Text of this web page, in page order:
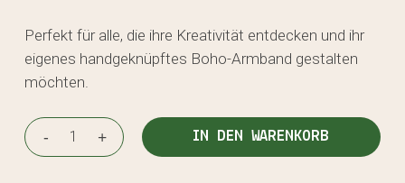
Perfekt für alle, die ihre Kreativität entdecken und ihr
eigenes handgeknüpftes Boho-Armband gestalten
möchten.
IN DEN WARENKORB